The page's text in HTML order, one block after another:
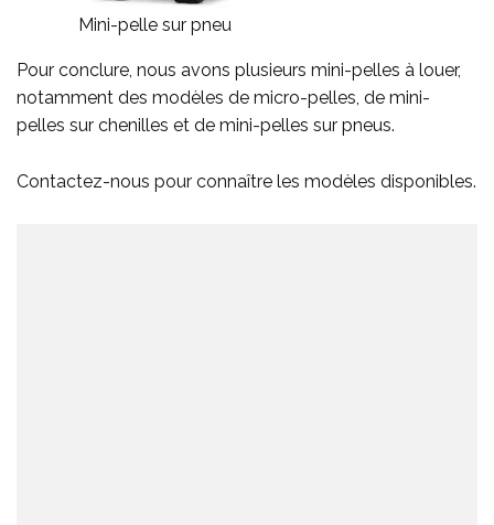
Mini-pelle sur pneu
Pour conclure, nous avons plusieurs mini-pelles à louer,
notamment des modèles de micro-pelles, de mini-
pelles sur chenilles et de mini-pelles sur pneus.
Contactez-nous pour connaître les modèles disponibles.